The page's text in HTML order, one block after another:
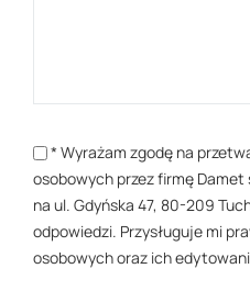
* Wyrażam zgodę na
osobowych przez firmę Damet
na ul. Gdyńska 47, 80-209
odpowiedzi. Przysługuje mi
osobowych oraz ich